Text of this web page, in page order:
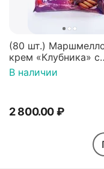
(80 шт.)
крем «Клубника» с
палочками (ТМ
«Зефирный Лео»)
В наличии
2 800.00₽